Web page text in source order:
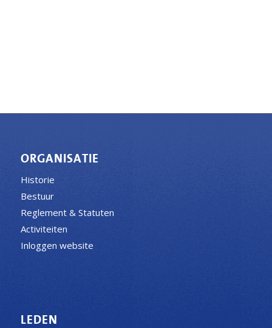
ORGANISATIE
Historie
Bestuur
Reglement & Statuten
Activiteiten
Inloggen website
LEDEN